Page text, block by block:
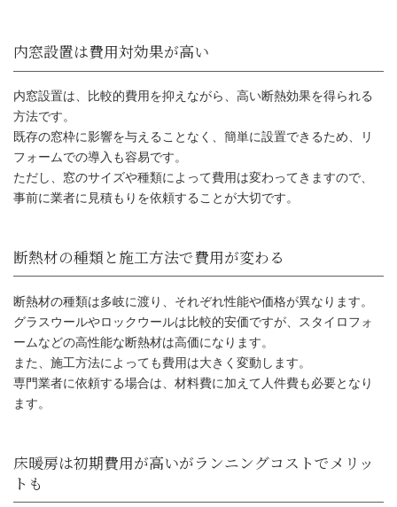
効果的な断熱対策と費用は？
内窓設置は費用対効果が高い
内窓設置は、比較的費用を抑えながら、高い断熱効果を得られる
方法です。
既存の窓枠に影響を与えることなく、簡単に設置できるため、リ
フォームでの導入も容易です。
ただし、窓のサイズや種類によって費用は変わってきますので、
事前に業者に見積もりを依頼することが大切です。
断熱材の種類は多岐に渡り、それぞれ性能や価格が異なります。
グラスウールやロックウールは比較的安価ですが、スタイロフォ
ームなどの高性能な断熱材は高価になります。
また、施工方法によっても費用は大きく変動します。
専門業者に依頼する場合は、材料費に加えて人件費も必要となり
ます。